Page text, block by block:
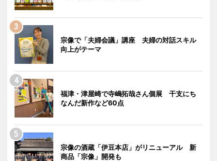
宗像で「夫婦会議」講座 夫婦の対話スキル
向上がテーマ
福津・津屋崎で寺嶋拓哉さん個展 干支にち
なんだ新作など60点
宗像の酒蔵「伊豆本店」がリニューアル 新
商品「宗像」開発も